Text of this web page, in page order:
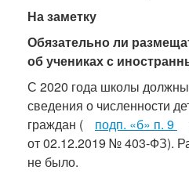
На заметку
Обязательно ли
об учениках с
С 2020 года школы
сведения о численности
граждан (
подп. «б» п. 9
от 02.12.2019 № 403-ФЗ).
не было.